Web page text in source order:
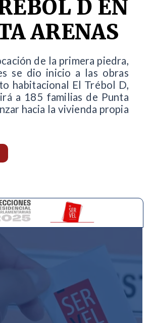
D EN
ARENAS
de la primera piedra,
se dio inicio a las obras
habitacional El Trébol D,
a 185 familias de Punta
hacia la vivienda propia